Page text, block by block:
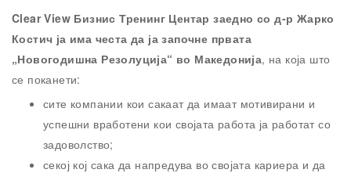
Clear View Бизнис Тренинг Центар заедно со д-р Жарко
Костич ја има честа да ја започне првата
„Новогодишна Резолуција“ во Македонија, на која што
се поканети:
сите компании кои сакаат да имаат мотивирани и
успешни вработени кои својата работа ја работат со
задоволство;
секој кој сака да напредува во својата кариера и да